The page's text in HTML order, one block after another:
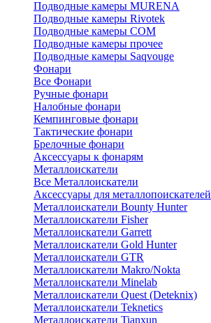
Подводные камеры MURENA
Подводные камеры Rivotek
Подводные камеры СОМ
Подводные камеры прочее
Подводные камеры Saqvouge
Фонари
Все Фонари
Ручные фонари
Налобные фонари
Кемпинговые фонари
Тактические фонари
Брелочные фонари
Аксессуары к фонарям
Металлоискатели
Все Металлоискатели
Аксессуары для металлопоискателей
Металлоискатели Bounty Hunter
Металлоискатели Fisher
Металлоискатели Garrett
Металлоискатели Gold Hunter
Металлоискатели GTR
Металлоискатели Makro/Nokta
Металлоискатели Minelab
Металлоискатели Quest (Deteknix)
Металлоискатели Teknetics
Металлоискатели Tianxun